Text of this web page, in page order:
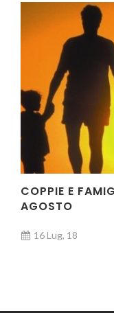
COPPIE E
AGOSTO
16 Lug, 18